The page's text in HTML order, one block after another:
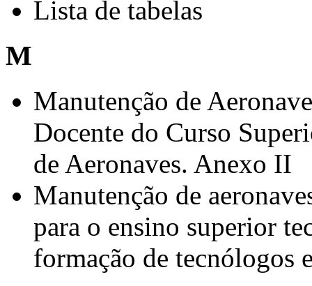
Lista de tabelas
M
Manutenção de
Docente do Curso
de Aeronaves. Anexo II
Manutenção de
para o ensino superior
formação de tecnólogos